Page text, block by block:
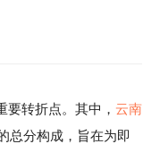
转折点。其中， 云南
总分构成，旨在为即